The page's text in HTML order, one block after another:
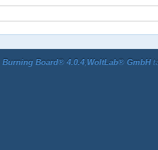
Burning Board® 4.0.4, WoltLab® GmbH